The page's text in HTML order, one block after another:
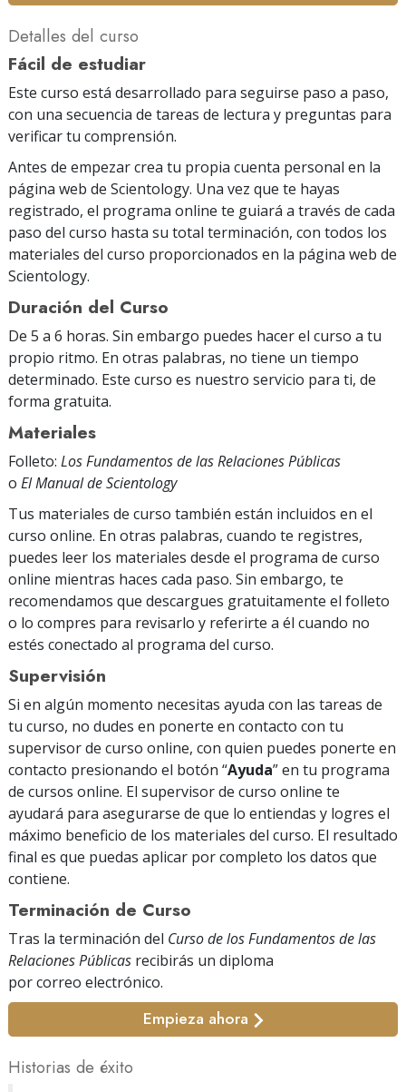
Detalles del curso
Fácil de estudiar
Este curso está desarrollado para seguirse paso a paso,
con una secuencia de tareas de lectura y preguntas para
verificar tu comprensión.
Antes de empezar crea tu propia cuenta personal en la
página web de Scientology. Una vez que te hayas
registrado, el programa online te guiará a través de cada
paso del curso hasta su total terminación, con todos los
materiales del curso proporcionados en la página web de
Scientology.
Duración del Curso
De 5 a 6 horas. Sin embargo puedes hacer el curso a tu
propio ritmo. En otras palabras, no tiene un tiempo
determinado. Este curso es nuestro servicio para ti, de
forma gratuita.
Materiales
Folleto: Los Fundamentos de las Relaciones Públicas
o El Manual de Scientology
Tus materiales de curso también están incluidos en el
curso online. En otras palabras, cuando te registres,
puedes leer los materiales desde el programa de curso
online mientras haces cada paso. Sin embargo, te
recomendamos que descargues gratuitamente el folleto
o lo compres para revisarlo y referirte a él cuando no
estés conectado al programa del curso.
Supervisión
Si en algún momento necesitas ayuda con las tareas de
tu curso, no dudes en ponerte en contacto con tu
supervisor de curso online, con quien puedes ponerte en
contacto presionando el botón “Ayuda” en tu programa
de cursos online. El supervisor de curso online te
ayudará para asegurarse de que lo entiendas y logres el
máximo beneficio de los materiales del curso. El resultado
final es que puedas aplicar por completo los datos que
contiene.
Terminación de Curso
Tras la terminación del Curso de los Fundamentos de las
Relaciones Públicas recibirás un diploma
por correo electrónico.
Empieza ahora
Historias de éxito